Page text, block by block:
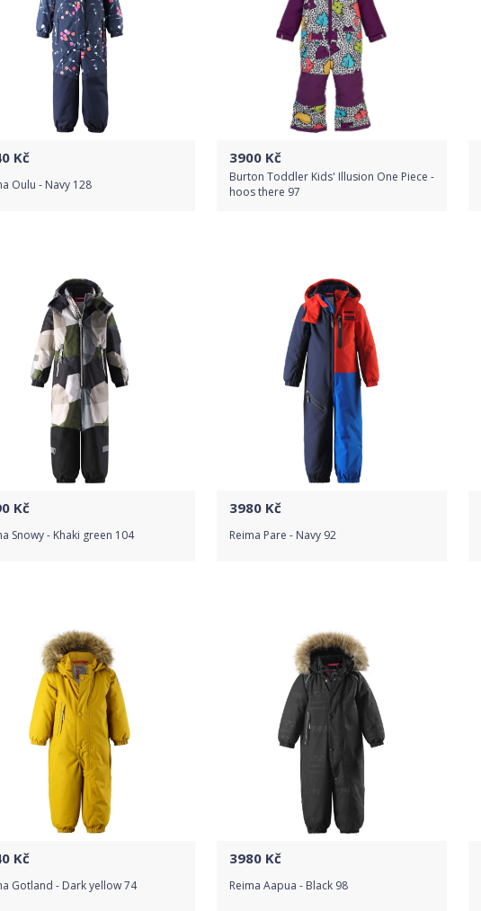
Kč
Oulu - Navy 128
Detail produktu
3900Kč
Burton Toddler Kids' Illusion One Piece -
hoos there 97
Detail produktu
Kč
Snowy - Khaki green 104
Detail produktu
3980Kč
Reima Pare - Navy 92
Detail produktu
Kč
Gotland - Dark yellow 74
3980Kč
Reima Aapua - Black 98